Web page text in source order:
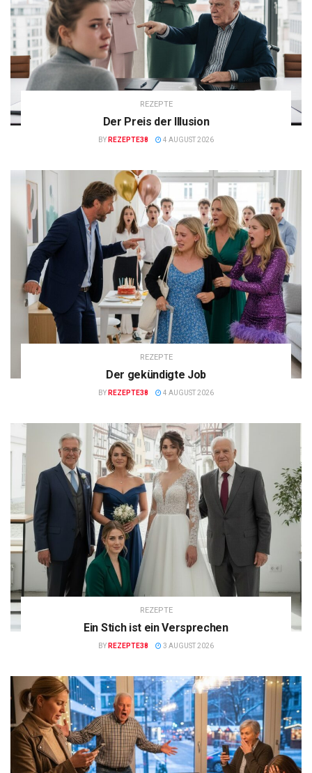
REZEPTE
Der Preis der Illusion
BY REZEPTE38 4 AUGUST 2026
REZEPTE
Der gekündigte Job
BY REZEPTE38 4 AUGUST 2026
REZEPTE
Ein Stich ist ein Versprechen
BY REZEPTE38 3 AUGUST 2026